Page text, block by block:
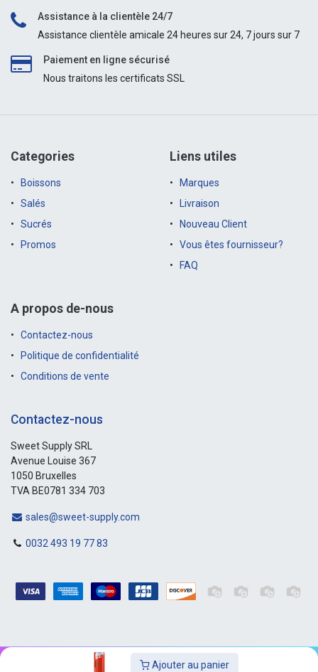
Ajouter au panier
Assistance à la clientèle 24/7
Assistance clientèle amicale 24 heures sur 24, 7 jours sur 7
Paiement en ligne sécurisé
Nous traitons les certificats SSL
Categories
Boissons
Salés
Sucrés
Promos
Liens utiles
Marques
Livraison
Nouveau Client
Vous êtes fournisseur?
FAQ
A propos de-nous
Contactez-nous
Politique de confidentialité
Conditions de vente
Contactez-nous
Sweet Supply SRL
Avenue Louise 367
1050 Bruxelles
TVA BE0781 334 703
sales@sweet-supply.com
0032 493 19 77 83
Copyright © Sweet-Supply